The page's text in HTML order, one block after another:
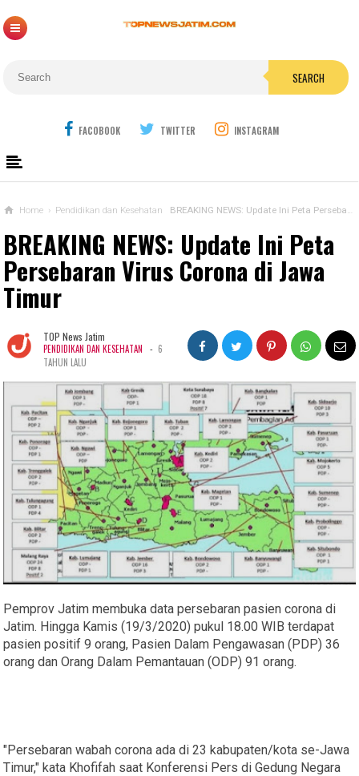
SEARCH
FACOBOOK TWITTER INSTAGRAM
Home › Pendidikan dan Kesehatan BREAKING NEWS: Update Ini Peta Persebaran Virus Corona di Jawa Timur
BREAKING NEWS: Update Ini Peta
Persebaran Virus Corona di Jawa
Timur
TOP News Jatim
PENDIDIKAN DAN KESEHATAN - 6
TAHUN LALU
Pemprov Jatim membuka data persebaran pasien corona di
Jatim. Hingga Kamis (19/3/2020) pukul 18.00 WIB terdapat
pasien positif 9 orang, Pasien Dalam Pengawasan (PDP) 36
orang dan Orang Dalam Pemantauan (ODP) 91 orang.
"Persebaran wabah corona ada di 23 kabupaten/kota se-Jawa
Timur," kata Khofifah saat Konferensi Pers di Gedung Negara